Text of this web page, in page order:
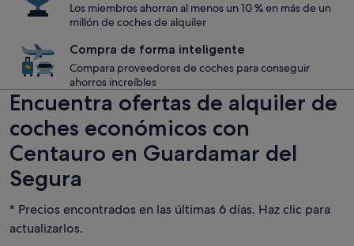
Los miembros ahorran al menos un 10 % en más de un
millón de coches de alquiler
Compra de forma inteligente
Compara proveedores de coches para conseguir
ahorros increíbles
Encuentra ofertas de alquiler de
coches económicos con
Centauro en Guardamar del
Segura
* Precios encontrados en las últimas 6 días. Haz clic para
actualizarlos.